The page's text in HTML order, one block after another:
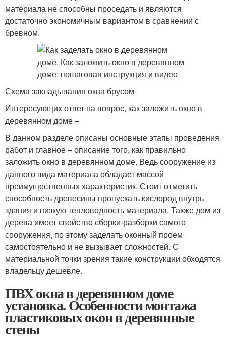
материала не способны проседать и являются
достаточно экономичным вариантом в сравнении с
бревном.
Схема закладывания окна брусом
Интересующих ответ на вопрос, как заложить окно в
деревянном доме –
В данном разделе описаны основные этапы проведения
работ и главное – описание того, как правильно
заложить окно в деревянном доме. Ведь сооружение из
данного вида материала обладает массой
преимущественных характеристик. Стоит отметить
способность древесины пропускать кислород внутрь
здания и низкую тепловодность материала. Также дом из
дерева имеет свойство сборки-разборки самого
сооружения, по этому заделать оконный проем
самостоятельно и не вызывает сложностей. С
материальной точки зрения такие конструкции обходятся
владельцу дешевле.
ПВХ окна в деревянном доме
установка. Особенности монтажа
пластиковых окон в деревянные
стены